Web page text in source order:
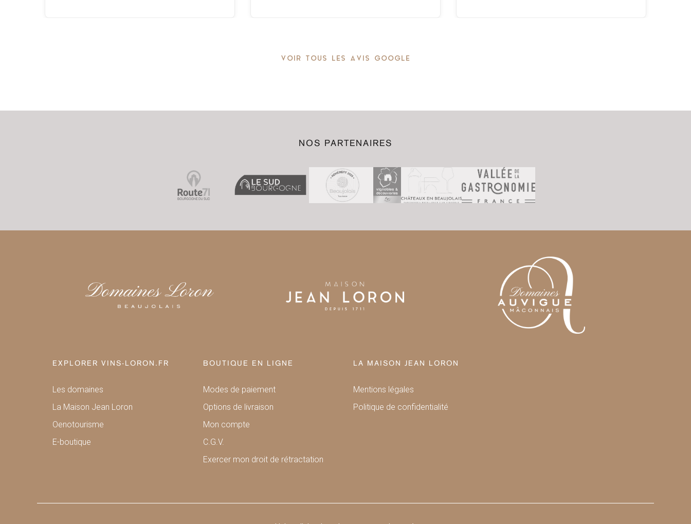
VOIR TOUS LES AVIS GOOGLE
NOS PARTENAIRES
EXPLORER VINS-LORON.FR
Les domaines
La Maison Jean Loron
Oenotourisme
E-boutique
BOUTIQUE EN LIGNE
Modes de paiement
Options de livraison
Mon compte
C.G.V.
Exercer mon droit de rétractation
LA MAISON JEAN LORON
Mentions légales
Politique de confidentialité